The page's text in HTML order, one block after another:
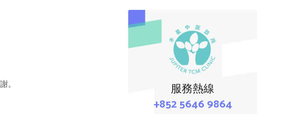
。
服務熱線
+852 5646 9864